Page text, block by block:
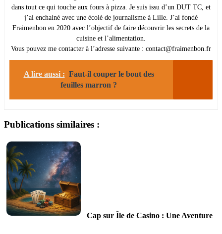
dans tout ce qui touche aux fours à pizza. Je suis issu d’un DUT TC, et
j’ai enchainé avec une écolé de journalisme à Lille. J’ai fondé
Fraimenbon en 2020 avec l’objectif de faire découvrir les secrets de la
cuisine et l’alimentation.
Vous pouvez me contacter à l’adresse suivante : contact@fraimenbon.fr
A lire aussi : Faut-il couper le bout des
feuilles marron ?
Publications similaires :
Cap sur Île de Casino : Une Aventure